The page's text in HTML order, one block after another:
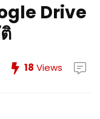
Drive
18 Views